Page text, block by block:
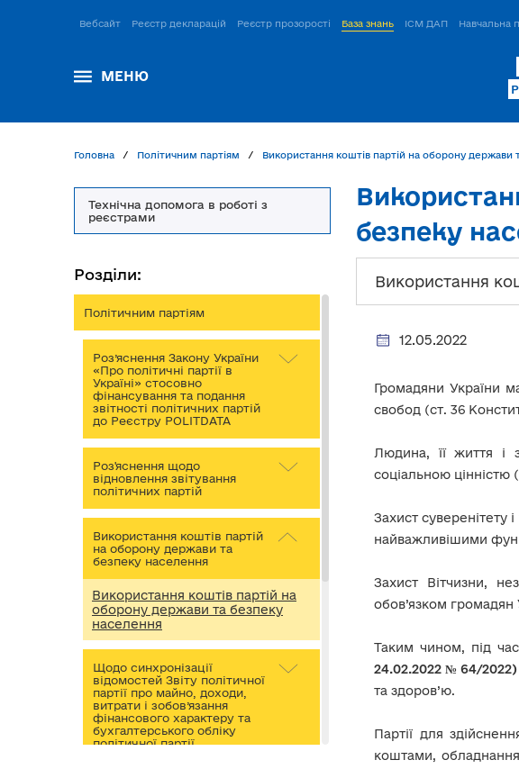
Вебсайт Реєстр декларацій Реєстр прозорості База знань ІСМ ДАП Навчальна
МЕНЮ
Головна Політичним партіям Використання коштів партій на оборону держави
Технічна допомога в роботі з
реєстрами
Розділи:
Політичним партіям
Роз’яснення Закону України
«Про політичні партії в
Україні» стосовно
фінансування та подання
звітності політичних партій
до Реєстру POLITDATA
Роз'яснення щодо
відновлення звітування
політичних партій
Використання коштів партій
на оборону держави та
безпеку населення
Використання коштів партій на
оборону держави та безпеку
населення
Щодо синхронізації
відомостей Звіту політичної
партії про майно, доходи,
витрати і зобов’язання
фінансового характеру та
бухгалтерського обліку
політичної партії
безпеку
Використання
12.05.2022
Громадяни України
свобод (ст. 36
Людина, її життя і
соціальною цінністю
Захист суверенітету
найважливішими
Захист Вітчизни,
обов’язком громадян
Таким чином, під час
24.02.2022 № 64/2022)
та здоров’ю.
Партії для
коштами,